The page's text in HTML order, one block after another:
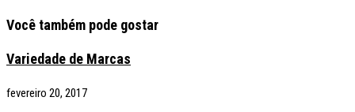
Você também pode gostar
Variedade de Marcas
fevereiro 20, 2017